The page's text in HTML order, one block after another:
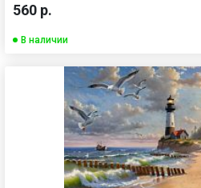
560 р.
В наличии